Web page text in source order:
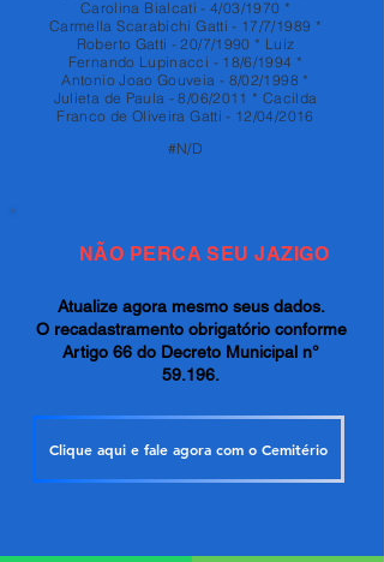
Carolina Bialcati - 4/03/1970 *
Carmella Scarabichi Gatti - 17/7/1989 *
Roberto Gatti - 20/7/1990 * Luiz
Fernando Lupinacci - 18/6/1994 *
Antonio Joao Gouveia - 8/02/1998 *
Julieta de Paula - 8/06/2011 * Cacilda
Franco de Oliveira Gatti - 12/04/2016
#N/D
NÃO PERCA SEU JAZIGO
Atualize agora mesmo seus dados.
O recadastramento obrigatório conforme
Artigo 66 do Decreto Municipal n°
59.196.
Clique aqui e fale agora com o Cemitério